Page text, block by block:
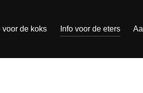
voor de koks Info voor de eters